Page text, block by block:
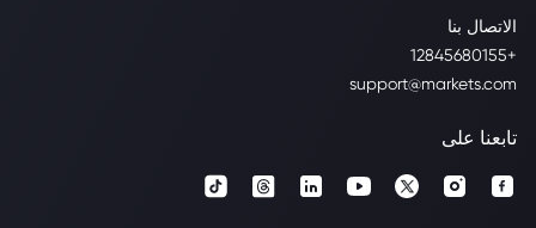
الاتصال بنا
+12845680155
support@markets.com
تابعنا على